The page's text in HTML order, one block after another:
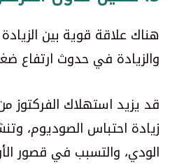
هناك علاقة قوية بين
والزيادة في حدوث ارتفاع
قد يزيد استهلاك
زيادة احتباس الصوديوم،
الودي، والتسبب في قصور